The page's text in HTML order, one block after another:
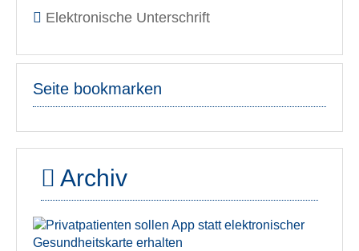
Elektronische Unterschrift
Seite bookmarken
Archiv